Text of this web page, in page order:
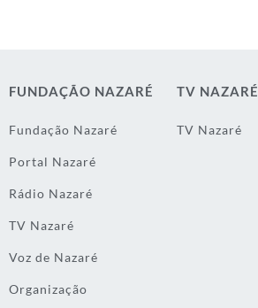
FUNDAÇÃO NAZARÉ
Fundação Nazaré
Portal Nazaré
Rádio Nazaré
TV Nazaré
Voz de Nazaré
Organização
TV NAZARÉ
TV Nazaré